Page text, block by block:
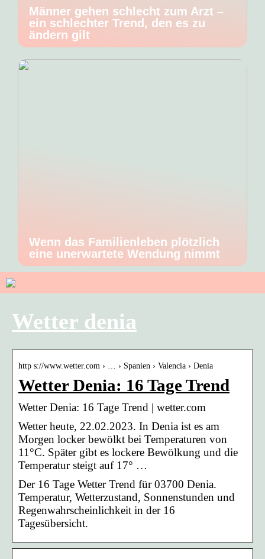
Männer gehen schlecht zum Arzt –
ein schlechter Trend, den es zu
ändern gilt
Wenn das Familienleben plötzlich
eine unerwartete Wendung nimmt
Wetter denia
http s://www.wetter.com › … › Spanien › Valencia › Denia
Wetter Denia: 16 Tage Trend
Wetter Denia: 16 Tage Trend | wetter.com
Wetter heute, 22.02.2023. In Denia ist es am
Morgen locker bewölkt bei Temperaturen von
11°C. Später gibt es lockere Bewölkung und die
Temperatur steigt auf 17° …
Der 16 Tage Wetter Trend für 03700 Denia.
Temperatur, Wetterzustand, Sonnenstunden und
Regenwahrscheinlichkeit in der 16
Tagesübersicht.